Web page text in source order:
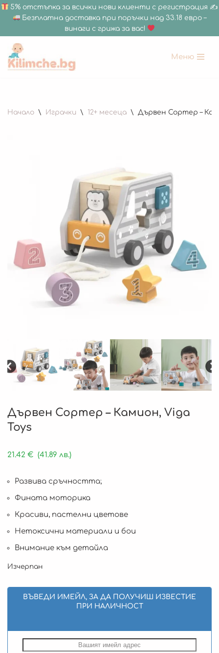
5% отстъпка за всички нови клиенти с регистрация ✍
Безплатна доставка при поръчки над 33.18 евро –
винаги с грижа за вас!
Продължете
Меню
Начало \ Играчки \ 12+ месеца \ Дървен Сортер –
Дървен Сортер – Камион, Viga
Toys
21.42 € (41.89 лв.)
Развива сръчността;
Фината моторика
Красиви, пастелни цветове
Нетоксични материали и бои
Внимание към детайла
Изчерпан
ВЪВЕДИ ИМЕЙЛ, ЗА ДА ПОЛУЧИШ ИЗВЕСТИЕ
ПРИ НАЛИЧНОСТ